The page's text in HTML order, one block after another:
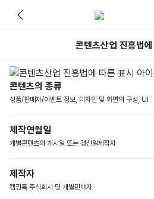
콘텐츠산업 진흥법에
콘텐츠의 종류
상품/판매자/이벤트 정보, 디자인 및 화면의 구성, UI
제작연월일
개별콘텐츠의 개시일 또는 갱신일제작자
제작자
캠핑톡 주식회사 및 개별판매자